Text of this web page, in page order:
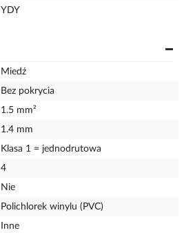
YDY
Miedź
Bez pokrycia
1.5 mm²
1.4 mm
Klasa 1 = jednodrutowa
4
Nie
Polichlorek winylu (PVC)
Inne